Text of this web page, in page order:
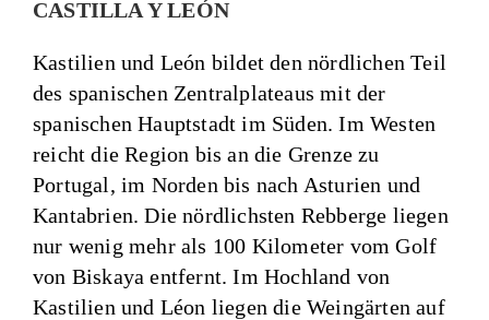
CASTILLA Y LEÓN
Kastilien und León bildet den nördlichen Teil
des spanischen Zentralplateaus mit der
spanischen Hauptstadt im Süden. Im Westen
reicht die Region bis an die Grenze zu
Portugal, im Norden bis nach Asturien und
Kantabrien. Die nördlichsten Rebberge liegen
nur wenig mehr als 100 Kilometer vom Golf
von Biskaya entfernt. Im Hochland von
Kastilien und Léon liegen die Weingärten auf